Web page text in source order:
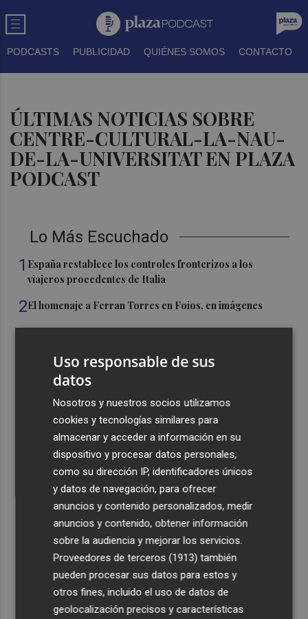
PODCASTS PUBLICIDAD QUIÉNES SOMOS CONTACTO
ÚLTIMAS NOTICIAS SOBRE
CENTRE-CULTURAL-LA-NAU-
DE-LA-UNIVERSITAT EN PLAZA
PODCAST
Lo Más Escuchado
1 España restablece los controles fronterizos a los
viajeros procedentes de Italia
2El homenaje a Ferran Torres en Foios, en imágenes
pueblo: "Allá donde voy siempre digo que soy de Foios"
Foios se vuelca con Ferran Torres
Las '200 vidas' que llevaron a Paco Rabal de Águilas a la
cima del cine: un documental recupera la voz y la mirada
del actor
Recibe toda la actualidad de
Plaza Podcast en tu correo
Quiero suscribirme
Uso responsable de sus
datos
Nosotros y nuestros socios utilizamos
cookies y tecnologías similares para
almacenar y acceder a información en su
dispositivo y procesar datos personales,
como su dirección IP, identificadores únicos
y datos de navegación, para ofrecer
anuncios y contenido personalizados, medir
anuncios y contenido, obtener información
sobre la audiencia y mejorar los servicios.
Proveedores de terceros (1913) también
pueden procesar sus datos para estos y
otros fines, incluido el uso de datos de
geolocalización precisos y características